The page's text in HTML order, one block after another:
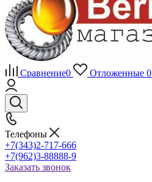
Сравнение0 Отложенные 0
Телефоны
+7(343)2-717-666
+7(962)3-88888-9
Заказать звонок